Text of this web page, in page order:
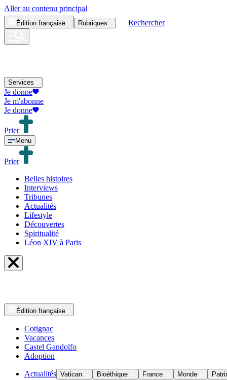
Aller au contenu principal
Édition française Rubriques Rechercher
Services
Je donne
Je m'abonne
Je donne
Prier
Menu
Prier
Belles histoires
Interviews
Tribunes
Actualités
Lifestyle
Découvertes
Spiritualité
Léon XIV à Paris
Édition française
Cotignac
Vacances
Castel Gandolfo
Adoption
Actualités Vatican Bioéthique France Monde